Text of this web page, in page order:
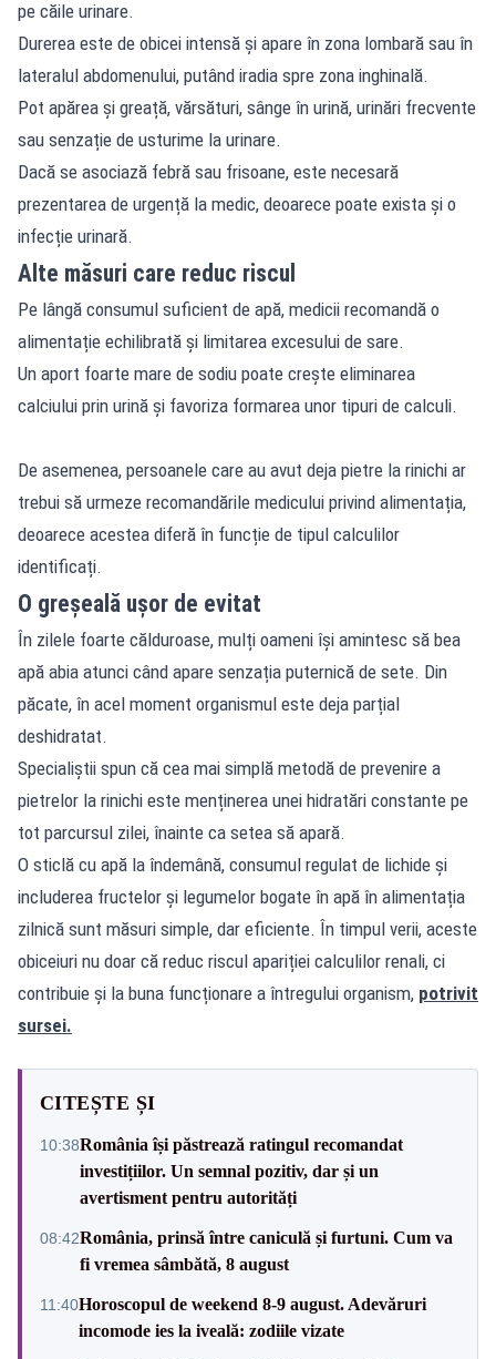
pe căile urinare.
Durerea este de obicei intensă și apare în zona lombară sau în
lateralul abdomenului, putând iradia spre zona inghinală.
Pot apărea și greață, vărsături, sânge în urină, urinări frecvente
sau senzație de usturime la urinare.
Dacă se asociază febră sau frisoane, este necesară
prezentarea de urgență la medic, deoarece poate exista și o
infecție urinară.
Alte măsuri care reduc riscul
Pe lângă consumul suficient de apă, medicii recomandă o
alimentație echilibrată și limitarea excesului de sare.
Un aport foarte mare de sodiu poate crește eliminarea
calciului prin urină și favoriza formarea unor tipuri de calculi.
De asemenea, persoanele care au avut deja pietre la rinichi ar
trebui să urmeze recomandările medicului privind alimentația,
deoarece acestea diferă în funcție de tipul calculilor
identificați.
O greșeală ușor de evitat
În zilele foarte călduroase, mulți oameni își amintesc să bea
apă abia atunci când apare senzația puternică de sete. Din
păcate, în acel moment organismul este deja parțial
deshidratat.
Specialiștii spun că cea mai simplă metodă de prevenire a
pietrelor la rinichi este menținerea unei hidratări constante pe
tot parcursul zilei, înainte ca setea să apară.
O sticlă cu apă la îndemână, consumul regulat de lichide și
includerea fructelor și legumelor bogate în apă în alimentația
zilnică sunt măsuri simple, dar eficiente. În timpul verii, aceste
obiceiuri nu doar că reduc riscul apariției calculilor renali, ci
contribuie și la buna funcționare a întregului organism, potrivit
sursei.
CITEȘTE ȘI
10:38România își păstrează ratingul recomandat
investițiilor. Un semnal pozitiv, dar și un
avertisment pentru autorități
08:42România, prinsă între caniculă și furtuni. Cum va
fi vremea sâmbătă, 8 august
11:40Horoscopul de weekend 8-9 august. Adevăruri
incomode ies la iveală: zodiile vizate